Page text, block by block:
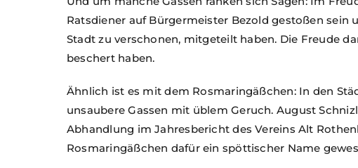
Ratsdiener auf Bürgermeister Bezold gestoßen sein
Stadt zu verschonen, mitgeteilt haben. Die Freude
beschert haben.
Ähnlich ist es mit dem Rosmaringäßchen: In den
unsaubere Gassen mit üblem Geruch. August
Abhandlung im Jahresbericht des Vereins Alt
Rosmaringäßchen dafür ein spöttischer Name